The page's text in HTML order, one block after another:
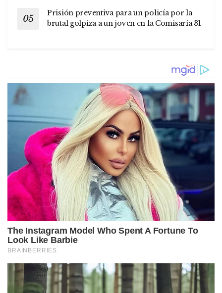
Prisión preventiva para un policía por la
brutal golpiza a un joven en la Comisaría 31